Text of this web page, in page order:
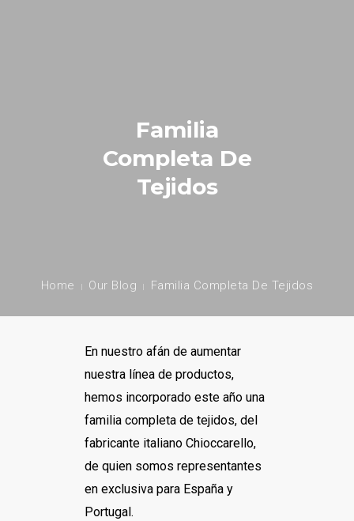
EMPRESAS REPRESENTADAS
NUESTROS PRODUCTOS
Familia
Completa De
Tejidos
Home Our Blog Familia Completa De Tejidos
En nuestro afán de aumentar
nuestra línea de productos,
hemos incorporado este año una
familia completa de tejidos, del
fabricante italiano Chioccarello,
de quien somos representantes
en exclusiva para España y
Portugal.